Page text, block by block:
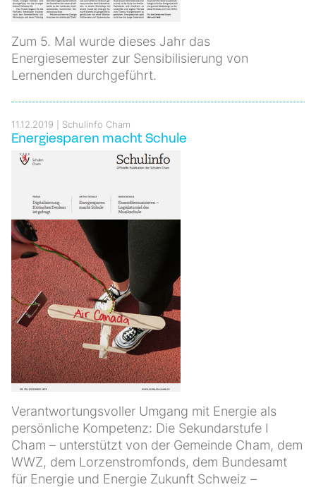
Zum 5. Mal wurde dieses Jahr das
Energiesemester zur Sensibilisierung von
Lernenden durchgeführt.
11.12.2019 Schulinfo Cham
Energiesparen macht Schule
Verantwortungsvoller Umgang mit Energie als
persönliche Kompetenz: Die Sekundarstufe I
Cham – unterstützt von der Gemeinde Cham, dem
WWZ, dem Lorzenstromfonds, dem Bundesamt
für Energie und Energie Zukunft Schweiz –